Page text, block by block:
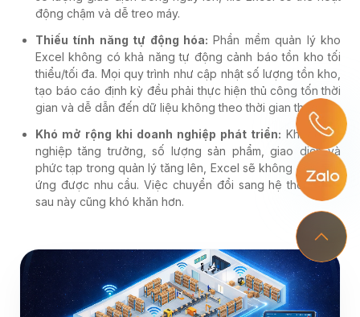
động chậm và dễ treo máy.
Thiếu tính năng tự động hóa: Phần mềm quản lý kho
Excel không có khả năng tự động cảnh báo tồn kho tối
thiểu/tối đa. Mọi quy trình như cập nhật số lượng tồn kho,
tạo báo cáo định kỳ đều phải thực hiện thủ công tốn thời
gian và dễ dẫn đến dữ liệu không theo thời gian thực.
Khó mở rộng khi doanh nghiệp phát triển: Khi doanh
nghiệp tăng trưởng, số lượng sản phẩm, giao dịch và
phức tạp trong quản lý tăng lên, Excel sẽ không còn đáp
ứng được nhu cầu. Việc chuyển đổi sang hệ thống mới
sau này cũng khó khăn hơn.